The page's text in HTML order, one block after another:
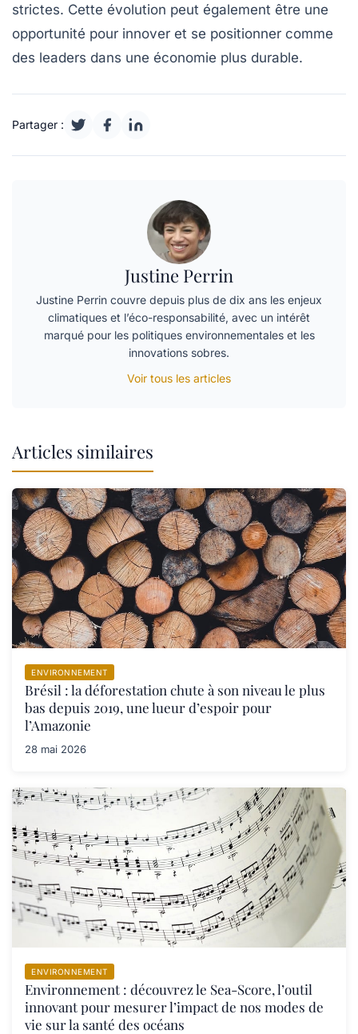
strictes. Cette évolution peut également être une
opportunité pour innover et se positionner comme
des leaders dans une économie plus durable.
Partager :
Justine Perrin
Justine Perrin couvre depuis plus de dix ans les enjeux
climatiques et l’éco-responsabilité, avec un intérêt
marqué pour les politiques environnementales et les
innovations sobres.
Voir tous les articles
Articles similaires
ENVIRONNEMENT
Brésil : la déforestation chute à son niveau le plus
bas depuis 2019, une lueur d’espoir pour
l’Amazonie
28 mai 2026
ENVIRONNEMENT
Environnement : découvrez le Sea-Score, l’outil
innovant pour mesurer l’impact de nos modes de
vie sur la santé des océans